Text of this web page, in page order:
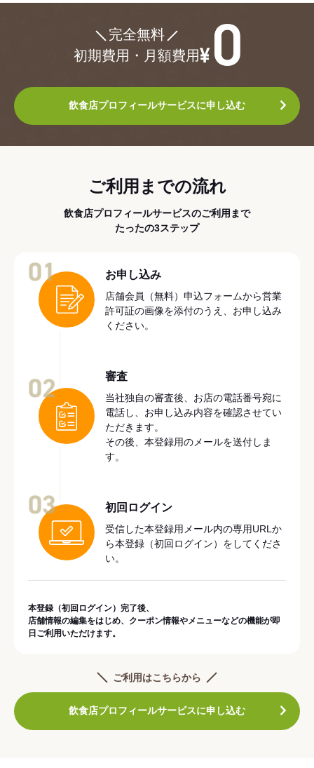
完全無料
初期費用・月額費用
飲食店プロフィールサービスに申し込む
ご利用までの流れ
飲食店プロフィールサービスのご利用まで
たったの3ステップ
お申し込み
店舗会員（無料）申込フォームから営業
許可証の画像を添付のうえ、お申し込み
ください。
審査
当社独自の審査後、お店の電話番号宛に
電話し、お申し込み内容を確認させてい
ただきます。
その後、本登録用のメールを送付しま
す。
初回ログイン
受信した本登録用メール内の専用URLか
ら本登録（初回ログイン）をしてくださ
い。
本登録（初回ログイン）完了後、
店舗情報の編集をはじめ、クーポン情報やメニューなどの機能が即
日ご利用いただけます。
ご利用はこちらから
飲食店プロフィールサービスに申し込む